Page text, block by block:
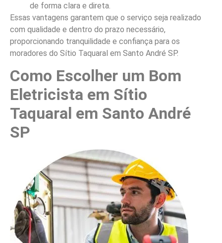
de forma clara e direta.
Essas vantagens garantem que o serviço seja realizado
com qualidade e dentro do prazo necessário,
proporcionando tranquilidade e confiança para os
moradores do Sítio Taquaral em Santo André SP.
Como Escolher um Bom
Eletricista em Sítio
Taquaral em Santo André
SP